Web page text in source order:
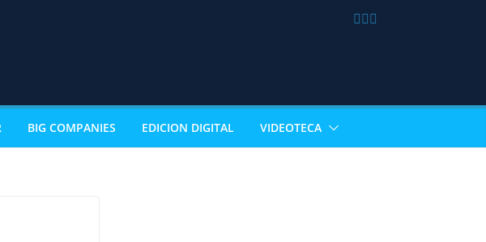
BIG COMPANIES EDICION DIGITAL VIDEOTECA